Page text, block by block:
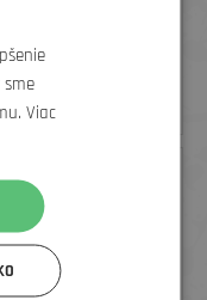
TECHLINER, 120TPI,
sme
Viac